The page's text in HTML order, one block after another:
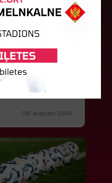
beidz
sezonu
sestdien UEFA
otrajā kārtā ar 1:4
Ar šo spēli Latvijas
08. augusts 2026.